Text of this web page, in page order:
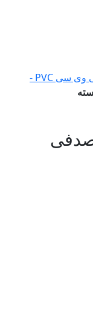
پی وی سی PVC -
سی – 266 صدفی